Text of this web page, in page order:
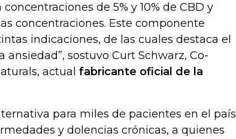
de 5% y 10% de CBD y
concentraciones. Este componente
indicaciones, de las cuales destaca el
sostuvo Curt Schwarz, Co-
actual fabricante oficial de la
para miles de pacientes en el país
y dolencias crónicas, a quienes